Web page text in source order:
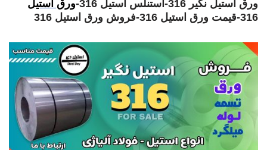
ورق استیل نگیر 316-استنلس استیل 316-
ورق استیل
316-قیمت ورق استیل 316-فروش ورق استیل 316